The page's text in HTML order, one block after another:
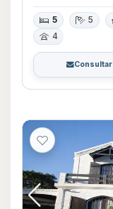
5 5
4
Consultar